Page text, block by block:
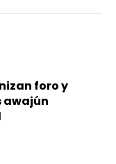
foro y
awajún